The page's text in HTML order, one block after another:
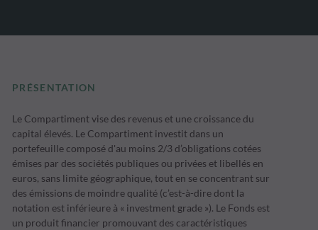
PRÉSENTATION
Le Compartiment vise des revenus et une croissance du
capital élevés. Le Compartiment investit dans un
portefeuille composé d'au moins 2/3 d’obligations cotées
émises par des sociétés publiques ou privées et libellés en
euros, sans limite géographique, tout en se concentrant sur
des émissions de moindre qualité (c’est-à-dire dont la
notation est inférieure à « investment grade »). Le Fonds est
un produit financier promouvant des caractéristiques